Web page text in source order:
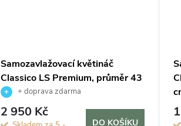
Samozavlažovací květináč
Classico LS Premium, průměr 43
cm, hnědá (taupe)
+ doprava zdarma
2 950 Kč
DO KOŠÍKU